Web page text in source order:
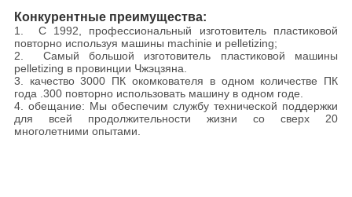
Конкурентные преимущества:
1. С 1992, профессиональный изготовитель пластиковой
повторно используя машины machinie и pelletizing;
2. Самый большой изготовитель пластиковой машины
pelletizing в провинции Чжэцзяна.
3. качество 3000 ПК окомкователя в одном количестве ПК
года .300 повторно использовать машину в одном годе.
4. обещание: Мы обеспечим службу технической поддержки
для всей продолжительности жизни со сверх 20
многолетними опытами.